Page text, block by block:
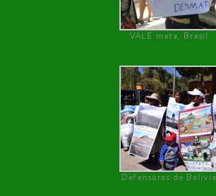
VALE mata, Brasil
Defensoras de Bolivia